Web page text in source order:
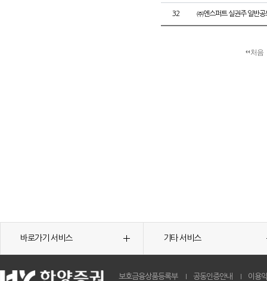
32 ㈜엔스퍼트 실권주 일반공
처음
바로가기 서비스 기타 서비스
보호금융상품등록부 공동인증안내 이용